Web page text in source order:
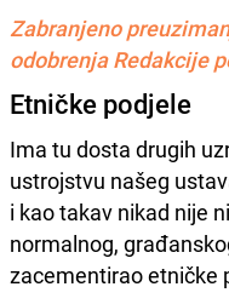
Zabranjeno
odobrenja Redakcije
Etničke podjele
Ima tu dosta drugih
ustrojstvu našeg
i kao takav nikad nije
normalnog,
zacementirao etničke